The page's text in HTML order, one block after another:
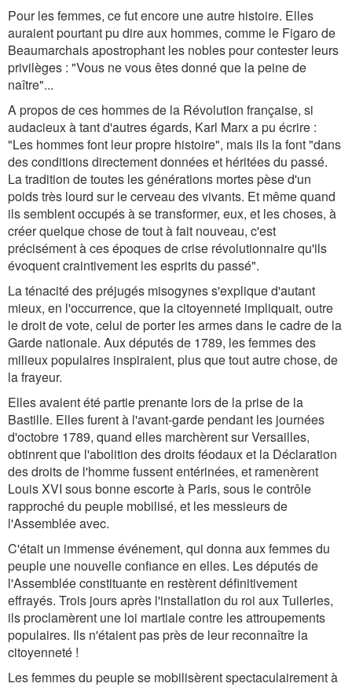
Pour les femmes, ce fut encore une autre histoire. Elles
auraient pourtant pu dire aux hommes, comme le Figaro de
Beaumarchais apostrophant les nobles pour contester leurs
privilèges : "Vous ne vous êtes donné que la peine de
naître"...
A propos de ces hommes de la Révolution française, si
audacieux à tant d'autres égards, Karl Marx a pu écrire :
"Les hommes font leur propre histoire", mais ils la font "dans
des conditions directement données et héritées du passé.
La tradition de toutes les générations mortes pèse d'un
poids très lourd sur le cerveau des vivants. Et même quand
ils semblent occupés à se transformer, eux, et les choses, à
créer quelque chose de tout à fait nouveau, c'est
précisément à ces époques de crise révolutionnaire qu'ils
évoquent craintivement les esprits du passé".
La ténacité des préjugés misogynes s'explique d'autant
mieux, en l'occurrence, que la citoyenneté impliquait, outre
le droit de vote, celui de porter les armes dans le cadre de la
Garde nationale. Aux députés de 1789, les femmes des
milieux populaires inspiraient, plus que tout autre chose, de
la frayeur.
Elles avaient été partie prenante lors de la prise de la
Bastille. Elles furent à l'avant-garde pendant les journées
d'octobre 1789, quand elles marchèrent sur Versailles,
obtinrent que l'abolition des droits féodaux et la Déclaration
des droits de l'homme fussent entérinées, et ramenèrent
Louis XVI sous bonne escorte à Paris, sous le contrôle
rapproché du peuple mobilisé, et les messieurs de
l'Assemblée avec.
C'était un immense événement, qui donna aux femmes du
peuple une nouvelle confiance en elles. Les députés de
l'Assemblée constituante en restèrent définitivement
effrayés. Trois jours après l'installation du roi aux Tuileries,
ils proclamèrent une loi martiale contre les attroupements
populaires. Ils n'étaient pas près de leur reconnaître la
citoyenneté !
Les femmes du peuple se mobilisèrent spectaculairement à